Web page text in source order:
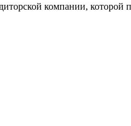
компании, которой